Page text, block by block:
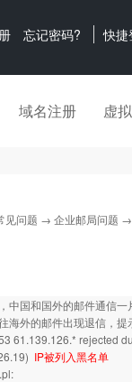
忘记密码? 快捷
域名注册 虚
见问题 → 企业邮局问题 →
中国和国外的邮件通信
海外的邮件出现退信，提
61.139.126.* rejected
IP被列入黑名单